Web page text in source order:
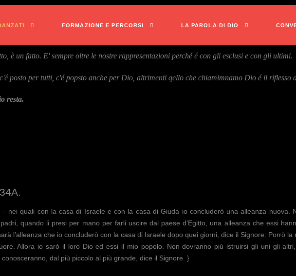
è un fatto. E' sempre oltre le nostre rappresentazioni perché é con gli esclusi e con gli ultimi.
posto per tutti, c'é popsto anche per Dio, altrimenti qello che chiamimnamo Dio é il riflesso
resta.
FORMAZIONE E PERCORSI LA PAROLA DI DIO
nei quali con la casa di Israele e con la casa di Giuda io concluderò una alleanza nuova.
quando li presi per mano per farli uscire dal paese d’Egitto, una alleanza che essi
l’alleanza che io concluderò con la casa di Israele dopo quei giorni, dice il Signore: Porrò la
Allora io sarò il loro Dio ed essi il mio popolo. Non dovranno più istruirsi gli uni gli
dal più piccolo al più grande, dice il Signore. }